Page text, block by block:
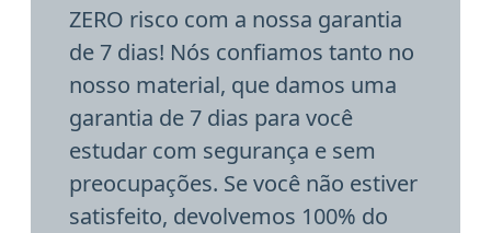
ZERO risco com a nossa garantia
de 7 dias! Nós confiamos tanto no
nosso material, que damos uma
garantia de 7 dias para você
estudar com segurança e sem
preocupações. Se você não estiver
satisfeito, devolvemos 100% do